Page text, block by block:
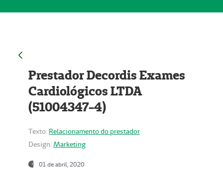
Prestador Decordis Exames
Cardiológicos LTDA
(51004347-4)
Texto: Relacionamento do prestador
Design: Marketing
01 de abril, 2020